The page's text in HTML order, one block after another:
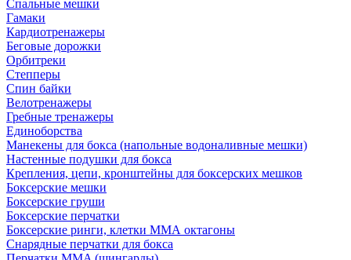
Спальные мешки
Гамаки
Кардиотренажеры
Беговые дорожки
Орбитреки
Степперы
Спин байки
Велотренажеры
Гребные тренажеры
Единоборства
Манекены для бокса (напольные водоналивные мешки)
Настенные подушки для бокса
Крепления, цепи, кронштейны для боксерских мешков
Боксерские мешки
Боксерские груши
Боксерские перчатки
Боксерские ринги, клетки ММА октагоны
Снарядные перчатки для бокса